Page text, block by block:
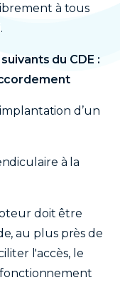
à tous
du CDE :
d’un
à la
doit être
au plus près de
l'accès, le